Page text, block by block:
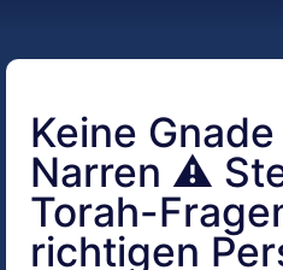
Keine
Narren ⚠️
Torah-
richtigen